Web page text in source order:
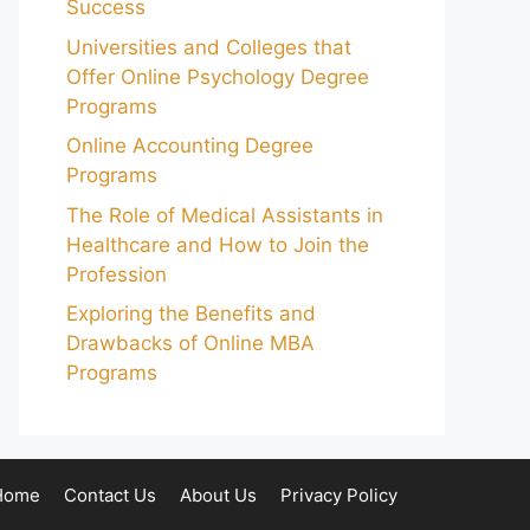
Success
Universities and Colleges that
Offer Online Psychology Degree
Programs
Online Accounting Degree
Programs
The Role of Medical Assistants in
Healthcare and How to Join the
Profession
Exploring the Benefits and
Drawbacks of Online MBA
Programs
Contact Us About Us Privacy Policy